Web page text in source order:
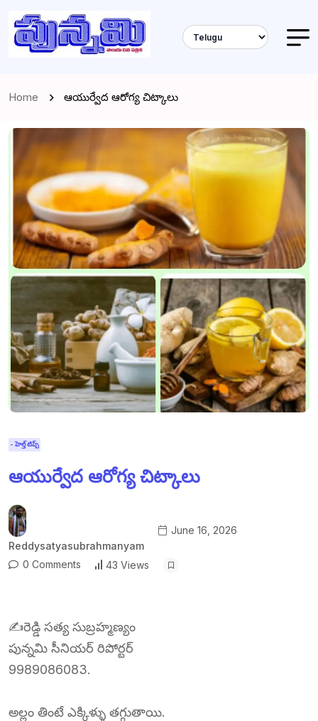
Home ఆయుర్వేద ఆరోగ్య చిట్కాలు
- హెల్త్ టిప్స్
ఆయుర్వేద ఆరోగ్య చిట్కాలు
Reddysatyasubrahmanyam
June 16, 2026
0 Comments 43 Views
✍️రెడ్డి సత్య సుబ్రహ్మణ్యం
పున్నమి సీనియర్ రిపోర్టర్
9989086083.
అల్లం తింటే ఎక్కిళ్ళు తగ్గుతాయి.